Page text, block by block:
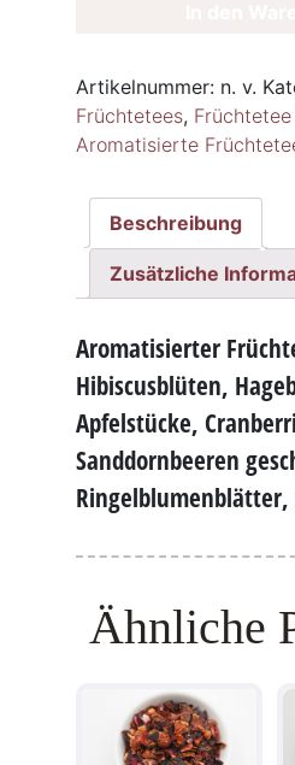
Artikelnummer: n. v.
Früchtetees,
Aromatisierte
Beschreibung
Zusätzliche
Aromatisierter
Hibiscusblüten,
Apfelstücke,
Sanddornbeeren
Ringelblumenblätter,
Ähnliche